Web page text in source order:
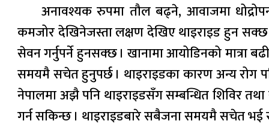
अनावश्यक रुपमा तौल बढ्ने, आवाजमा
कमजोर देखिनेजस्ता लक्षण देखिए थाइराइड हुन
सेवन गर्नुपर्ने हुनसक्छ । खानामा आयोडिनको मात्रा
समयमै सचेत हुनुपर्छ । थाइराइडका कारण अन्य रोग
नेपालमा अझै पनि थाइराइडसँग सम्बन्धित शिविर
गर्न सकिन्छ । थाइराइडबारे सबैजना समयमै सचेत भई